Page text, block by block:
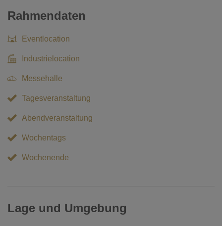
Rahmendaten
Eventlocation
Industrielocation
Messehalle
Tagesveranstaltung
Abendveranstaltung
Wochentags
Wochenende
Lage und Umgebung